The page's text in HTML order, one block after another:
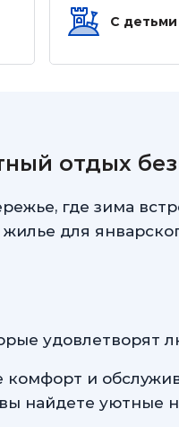
С детьми
отдых
где зима
для
удовлетворят
и
найдете уютные